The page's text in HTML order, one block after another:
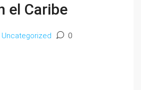
el Caribe
Uncategorized 0